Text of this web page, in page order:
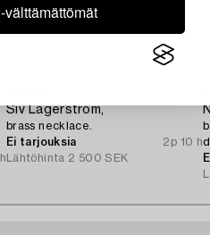
Siv Lagerström,
brass necklace.
Ei tarjouksia
2p 10 h
Lähtöhinta 2 500 SEK